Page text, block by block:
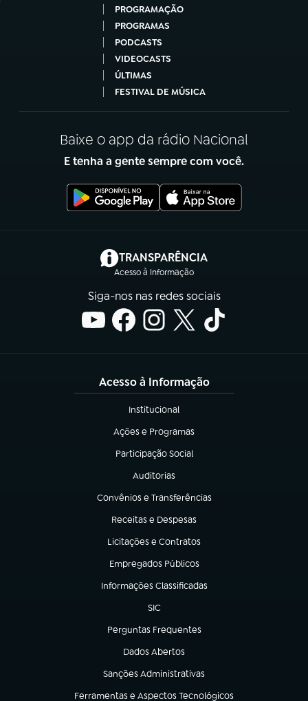
PROGRAMAÇÃO
PROGRAMAS
PODCASTS
VIDEOCASTS
ÚLTIMAS
FESTIVAL DE MÚSICA
Baixe o app da rádio Nacional
E tenha a gente sempre com você.
TRANSPARÊNCIA
Acesso à Informação
(abre em nova aba)
Siga-nos nas redes sociais
Acesso à Informação
Institucional
(abre em nova aba)
Ações e Programas
(abre em nova aba)
Participação Social
(abre em nova aba)
Auditorias
(abre em nova aba)
Convênios e Transferências
(abre em nova aba)
Receitas e Despesas
(abre em nova aba)
Licitações e Contratos
(abre em nova aba)
Empregados Públicos
(abre em nova aba)
Informações Classificadas
(abre em nova aba)
SIC
(abre em nova aba)
Perguntas Frequentes
(abre em nova aba)
Dados Abertos
(abre em nova aba)
Sanções Administrativas
(abre em nova aba)
Ferramentas e Aspectos Tecnológicos